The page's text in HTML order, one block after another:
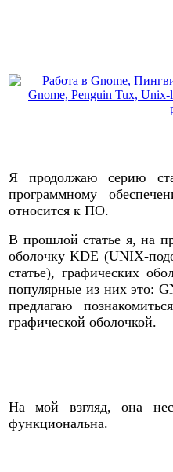
Я продолжаю серию
программному
относится к ПО.
В прошлой статье я, на
оболочку KDE (UNIX-
статье), графических
популярные из них это:
предлагаю
графической оболочкой.
На мой взгляд, она
функциональна.